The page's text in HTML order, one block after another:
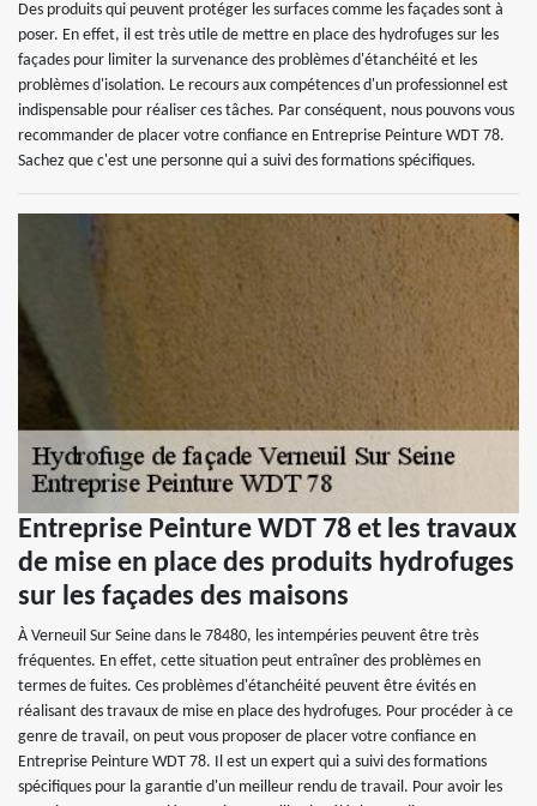
Des produits qui peuvent protéger les surfaces comme les façades sont à
poser. En effet, il est très utile de mettre en place des hydrofuges sur les
façades pour limiter la survenance des problèmes d'étanchéité et les
problèmes d'isolation. Le recours aux compétences d'un professionnel est
indispensable pour réaliser ces tâches. Par conséquent, nous pouvons vous
recommander de placer votre confiance en Entreprise Peinture WDT 78.
Sachez que c'est une personne qui a suivi des formations spécifiques.
Entreprise Peinture WDT 78 et les travaux
de mise en place des produits hydrofuges
sur les façades des maisons
À Verneuil Sur Seine dans le 78480, les intempéries peuvent être très
fréquentes. En effet, cette situation peut entraîner des problèmes en
termes de fuites. Ces problèmes d'étanchéité peuvent être évités en
réalisant des travaux de mise en place des hydrofuges. Pour procéder à ce
genre de travail, on peut vous proposer de placer votre confiance en
Entreprise Peinture WDT 78. Il est un expert qui a suivi des formations
spécifiques pour la garantie d'un meilleur rendu de travail. Pour avoir les